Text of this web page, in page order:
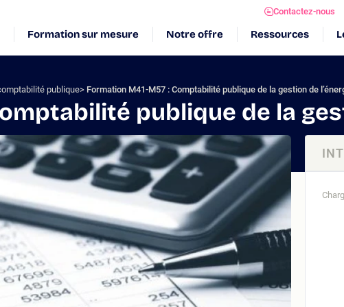
Contactez-nous
Formation sur mesure Notre offre Ressources
publique Formation M41-M57 : Comptabilité publique de la gestion de
publique de la